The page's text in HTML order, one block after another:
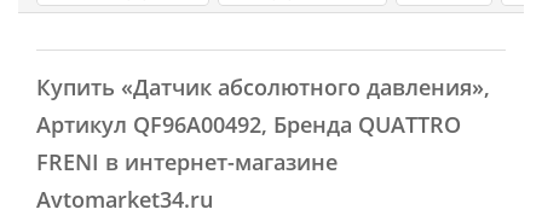
Купить «Датчик абсолютного давления»,
Артикул QF96A00492, Бренда QUATTRO
FRENI в интернет-магазине
Avtomarket34.ru